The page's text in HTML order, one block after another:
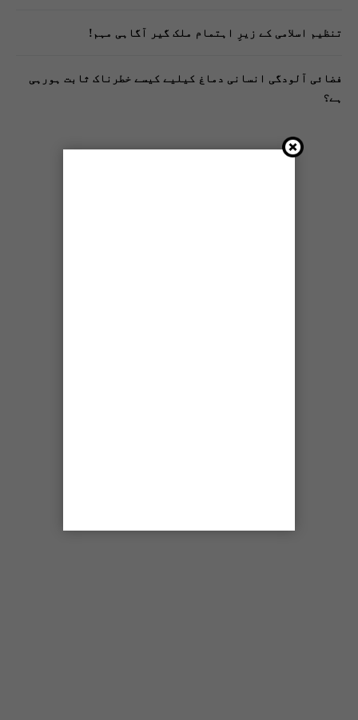
تنظیم اسلامی کے زیرِ اہتمام ملک گیر آگاہی مہم!
فضائی آلودگی انسانی دماغ کیلیے کیسے خطرناک ثابت ہورہی
ہے؟